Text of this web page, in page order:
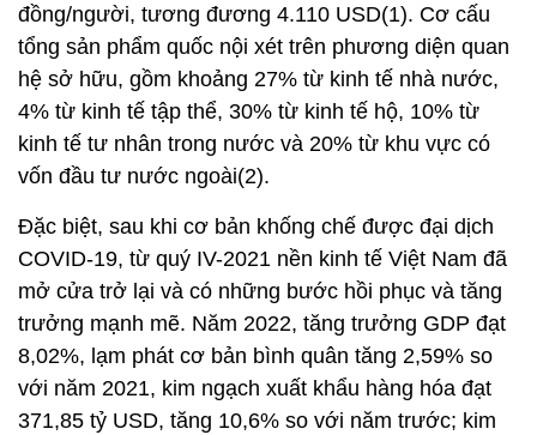
đồng/người, tương đương 4.110 USD(1). Cơ cấu
tổng sản phẩm quốc nội xét trên phương diện quan
hệ sở hữu, gồm khoảng 27% từ kinh tế nhà nước,
4% từ kinh tế tập thể, 30% từ kinh tế hộ, 10% từ
kinh tế tư nhân trong nước và 20% từ khu vực có
vốn đầu tư nước ngoài(2).
Đặc biệt, sau khi cơ bản khống chế được đại dịch
COVID-19, từ quý IV-2021 nền kinh tế Việt Nam đã
mở cửa trở lại và có những bước hồi phục và tăng
trưởng mạnh mẽ. Năm 2022, tăng trưởng GDP đạt
8,02%, lạm phát cơ bản bình quân tăng 2,59% so
với năm 2021, kim ngạch xuất khẩu hàng hóa đạt
371,85 tỷ USD, tăng 10,6% so với năm trước; kim